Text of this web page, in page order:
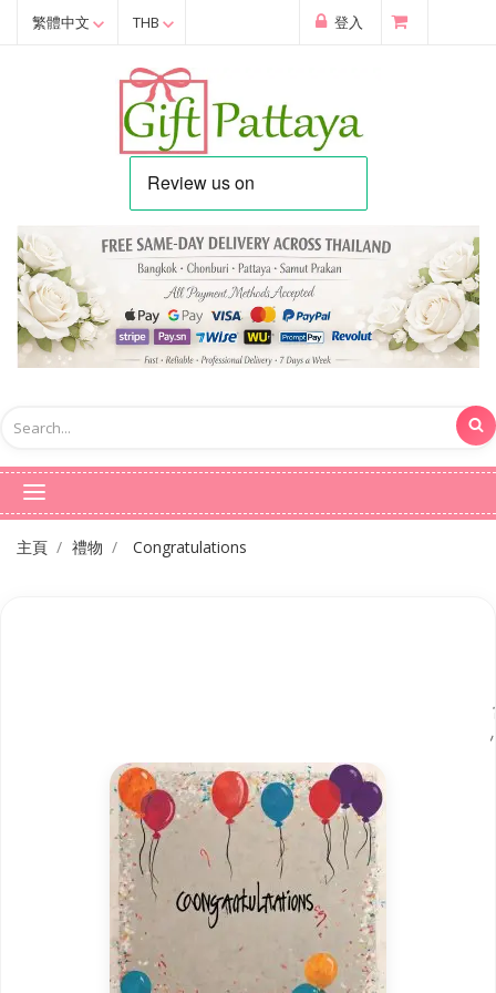
繁體中文 THB 登入
主頁 禮物 Congratulations